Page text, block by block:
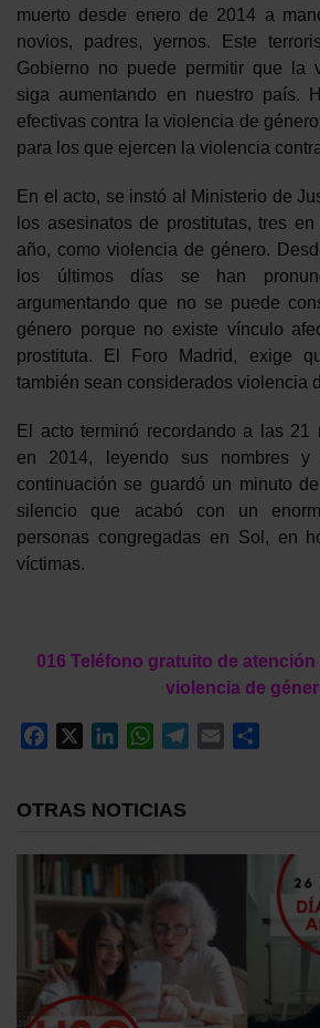
muerto desde enero de 2014 a
novios, padres, yernos. Este
Gobierno no puede permitir que la
siga aumentando en nuestro país.
efectivas contra la violencia de
para los que ejercen la violencia
En el acto, se instó al Ministerio de
los asesinatos de prostitutas, tres
año, como violencia de género.
los últimos días se han
argumentando que no se puede
género porque no existe vínculo
prostituta. El Foro Madrid, exige
también sean considerados violencia
El acto terminó recordando a las 21
en 2014, leyendo sus nombres y
continuación se guardó un minuto
silencio que acabó con un
personas congregadas en Sol, en
víctimas.
016 Teléfono gratuito de
violencia de
Facebook LinkedInWhatsApp
Telegram
Email
OTRAS NOTICIAS